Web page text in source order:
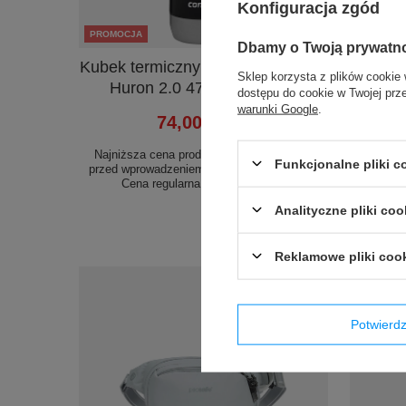
PROMOCJA
Kubek termiczny na kawę Contigo
Huron 2.0 470ml - Czarny
74,00 zł
Najniższa cena produktu w okresie 30 dni
przed wprowadzeniem obniżki:
79,99 zł -7%
Cena regularna:
Konfiguracja zgód
Dbamy o Twoją
Sklep korzysta z plików cookie
dostępu do cookie w Twojej
warunki Google
Funkcjonalne pliki
Analityczne pliki
Reklamowe pliki